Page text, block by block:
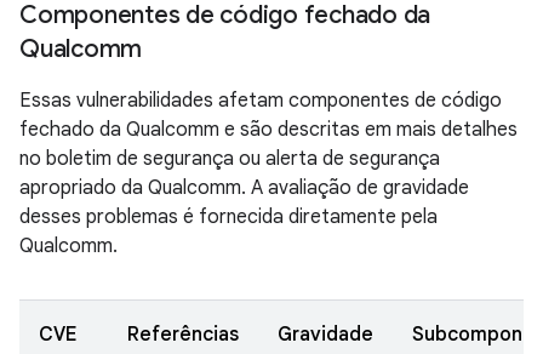
Componentes de código fechado da
Qualcomm
Essas vulnerabilidades afetam componentes de código
fechado da Qualcomm e são descritas em mais detalhes
no boletim de segurança ou alerta de segurança
apropriado da Qualcomm. A avaliação de gravidade
desses problemas é fornecida diretamente pela
Qualcomm.
CVE Referências Gravidade